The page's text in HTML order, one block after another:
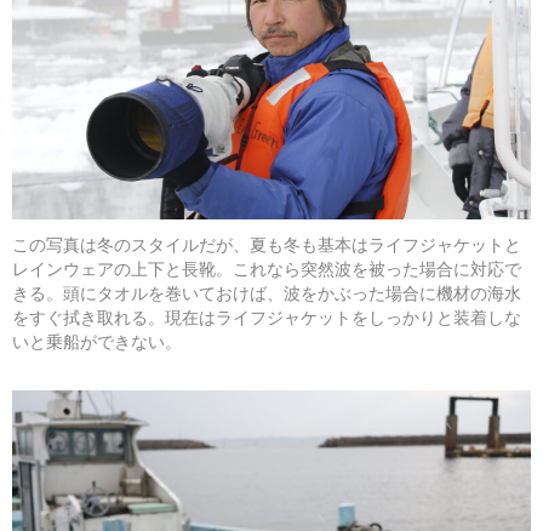
この写真は冬のスタイルだが、夏も冬も基本はライフジャケットと
レインウェアの上下と長靴。これなら突然波を被った場合に対応で
きる。頭にタオルを巻いておけば、波をかぶった場合に機材の海水
をすぐ拭き取れる。現在はライフジャケットをしっかりと装着しな
いと乗船ができない。